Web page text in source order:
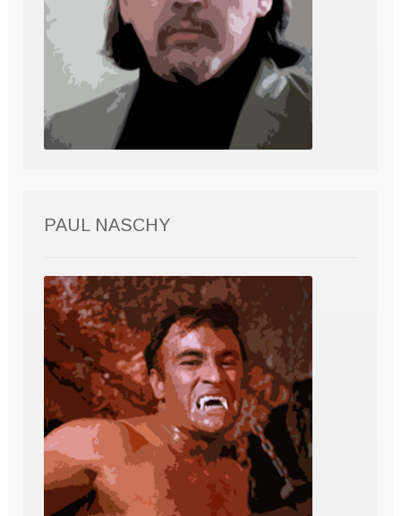
PAUL NASCHY